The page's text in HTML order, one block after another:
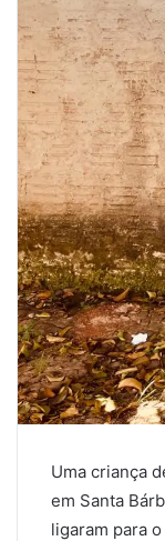
Uma criança
em Santa
ligaram para